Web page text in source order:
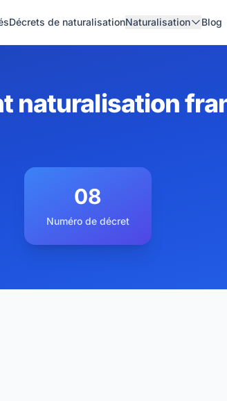
Décrets de naturalisationNaturalisation Blog
naturalisation
08
Numéro de décret